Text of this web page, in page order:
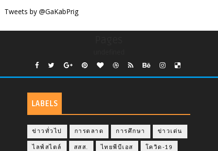
Tweets by @GaKabPrig
LABELS
ข่าวทั่วไป การตลาด การศึกษา ข่าวเด่น
ไลฟ์สไตล์ สสส. ไทยพีบีเอส โควิด-19